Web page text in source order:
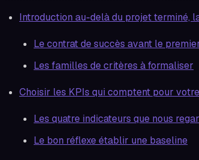
Introduction au-delà du projet terminé,
Le contrat de succès avant le
Les familles de critères à formaliser
Choisir les KPIs qui comptent pour
Les quatre indicateurs que nous
Le bon réflexe établir une baseline